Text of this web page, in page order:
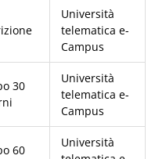
Università
telematica e-
Campus
30
Università
telematica e-
Campus
60
Università